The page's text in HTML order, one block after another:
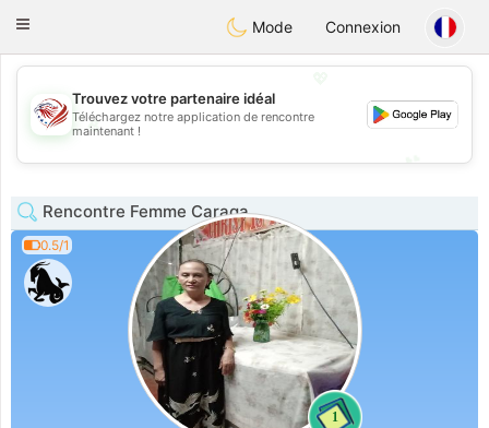
StatesDating
Toggle
Mode Connexion
💖
Trouvez votre partenaire idéal
Téléchargez notre application de rencontre
maintenant !
Rencontre Femme Caraga
0.5/1
1